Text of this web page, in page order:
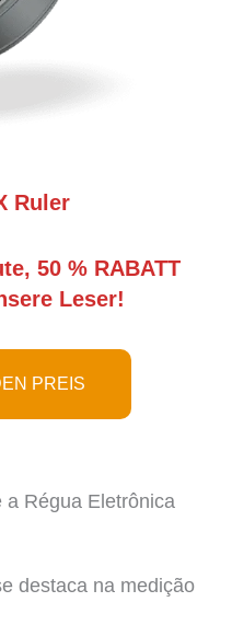
Ruler
50 % RABATT
Leser!
PREIS
Régua Eletrônica
destaca na medição